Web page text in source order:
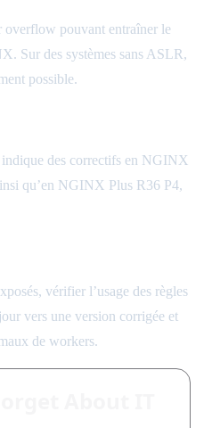
pouvant entraîner le
Sur des systèmes sans ASLR,
possible.
des correctifs en NGINX
qu’en NGINX Plus R36 P4,
vérifier l’usage des règles
vers une version corrigée et
de workers.